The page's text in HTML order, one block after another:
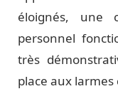
éloignés, une
personnel
très
place aux